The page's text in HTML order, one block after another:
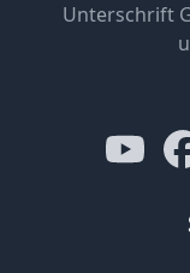
Unterschrift